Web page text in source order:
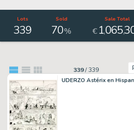
Lots
339
Sold
70%
Sale Total
€ 1,065,
339/339